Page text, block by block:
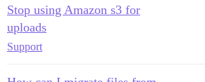
Stop using Amazon s3 for
uploads
Support